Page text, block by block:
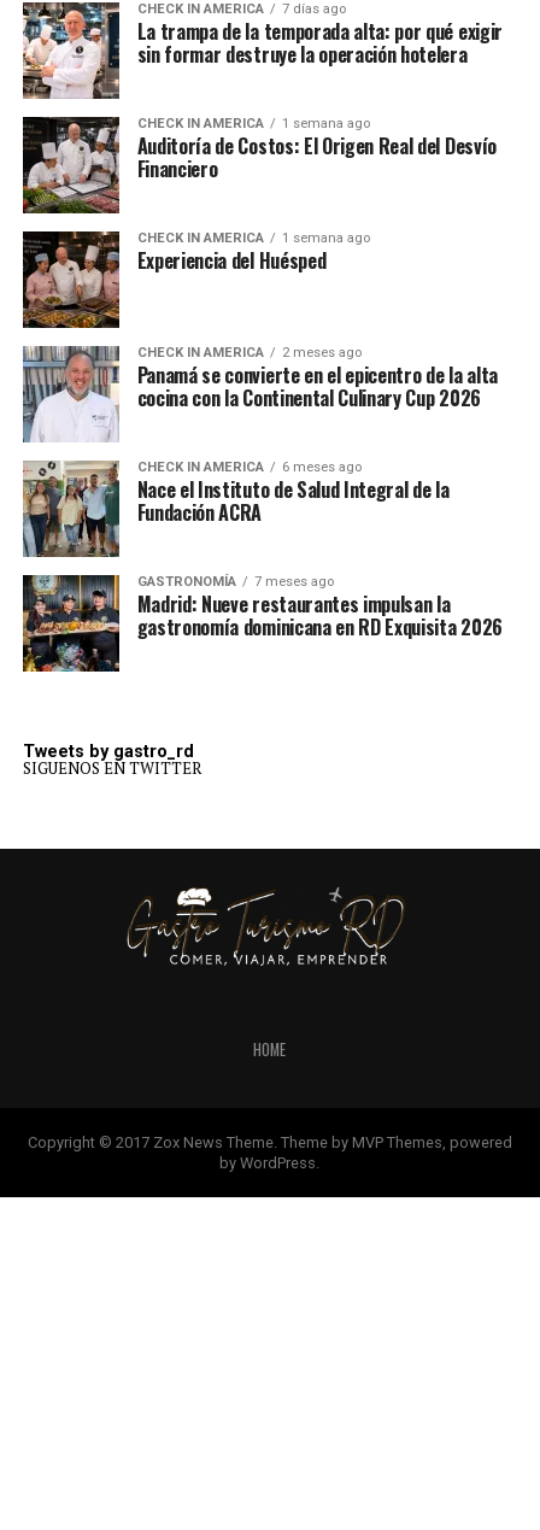
CHECK IN AMERICA 7 días ago
La trampa de la temporada alta: por qué exigir
sin formar destruye la operación hotelera
CHECK IN AMERICA 1 semana ago
Auditoría de Costos: El Origen Real del Desvío
Financiero
CHECK IN AMERICA 1 semana ago
Experiencia del Huésped
CHECK IN AMERICA 2 meses ago
Panamá se convierte en el epicentro de la alta
cocina con la Continental Culinary Cup 2026
CHECK IN AMERICA 6 meses ago
Nace el Instituto de Salud Integral de la
Fundación ACRA
GASTRONOMÍA 7 meses ago
Madrid: Nueve restaurantes impulsan la
gastronomía dominicana en RD Exquisita 2026
Tweets by gastro_rd
SIGUENOS EN TWITTER
HOME
Copyright © 2017 Zox News Theme. Theme by MVP Themes, powered
by WordPress.